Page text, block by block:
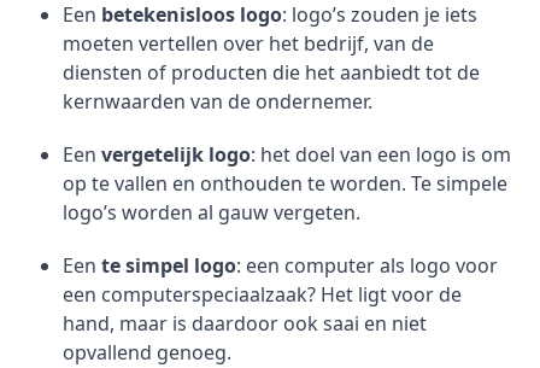
Een betekenisloos logo: logo’s zouden je iets
moeten vertellen over het bedrijf, van de
diensten of producten die het aanbiedt tot de
kernwaarden van de ondernemer.
Een vergetelijk logo: het doel van een logo is om
op te vallen en onthouden te worden. Te simpele
logo’s worden al gauw vergeten.
Een te simpel logo: een computer als logo voor
een computerspeciaalzaak? Het ligt voor de
hand, maar is daardoor ook saai en niet
opvallend genoeg.